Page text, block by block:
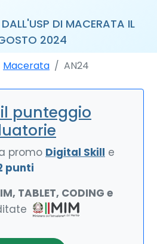
DI MACERATA IL
2024
Macerata AN24
punteggio
promo Digital Skill e
punti
TABLET, CODING e